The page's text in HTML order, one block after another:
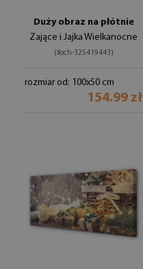
Duży obraz na płótnie
Zające i Jajka Wielkanocne
(#och-325419443)
rozmiar od: 100x50 cm
154.99 zł